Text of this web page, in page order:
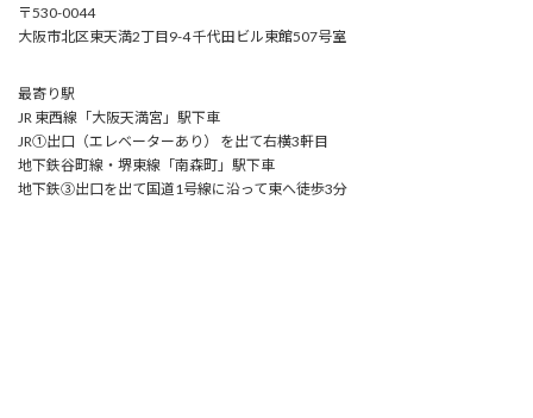
〒530-0044
大阪市北区東天満2丁目9-4 千代田ビル東館507号室
最寄り駅
JR 東西線「大阪天満宮」駅下車
JR①出口（エレベーターあり） を出て右横3軒目
地下鉄谷町線・堺東線「南森町」駅下車
地下鉄③出口を出て国道1号線に沿って東へ徒歩3分